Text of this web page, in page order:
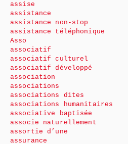
assise
assistance
assistance non-stop
assistance téléphonique
Asso
associatif
associatif culturel
associatif développé
association
associations
associations dites
associations humanitaires
associative baptisée
associe naturellement
assortie d’une
assurance